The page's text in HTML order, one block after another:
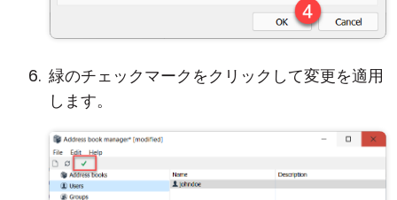
緑のチェックマークをクリックして変更を適用
します。